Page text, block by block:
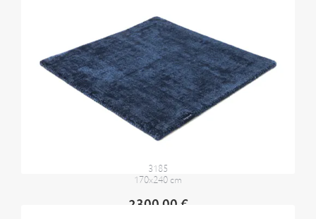
3185
170x240 cm
2300,00 €